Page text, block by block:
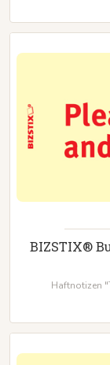
BIZSTIX®
Haftnotizen